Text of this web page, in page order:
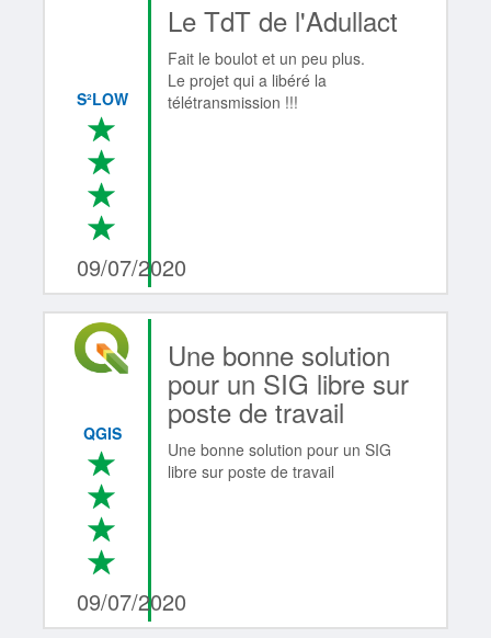
S²LOW
*
*
*
*
4/4
09/07/2020
Le TdT de l'Adullact
Fait le boulot et un peu plus.
Le projet qui a libéré la
télétransmission !!!
QGIS
*
*
*
*
4/4
09/07/2020
Une bonne solution
pour un SIG libre sur
poste de travail
Une bonne solution pour un SIG
libre sur poste de travail